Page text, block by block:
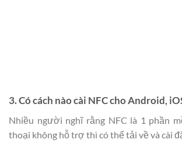
3. Có cách nào cài NFC cho Android,
Nhiều người nghĩ rằng NFC là 1 phần
thoại không hỗ trợ thì có thể tải về và cài